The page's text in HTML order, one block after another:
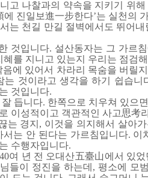
고 나찰과의 약속을 지키기 위
진일보進一步한다’는 실천의
는 천길 만길 절벽에서도 뛰어
것입니다. 설산동자는 그 가르
를 지니고 있는지 우리는 점검
에 있어서 차라리 목숨을 버릴
는 것이라고 생각을 하기 쉽습니
것입니다.
듭니다. 한쪽으로 치우쳐 있으
이성적이고 객관적인 사고思考
는 경지, 이것을 의지해서 살아
는 안 된다는 가르침입니다.
수행자입니다.
여 년 전 오대산五臺山에서 있
들이 정진을 하는데, 평소에 모